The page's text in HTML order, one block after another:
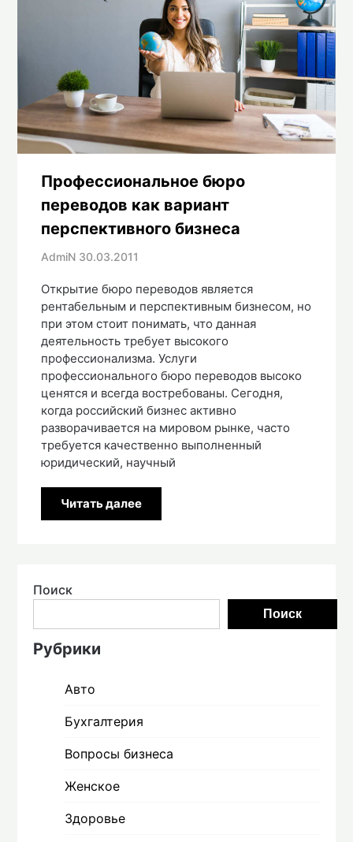
Профессиональное бюро
переводов как вариант
перспективного бизнеса
AdmiN 30.03.2011
Открытие бюро переводов является
рентабельным и перспективным бизнесом, но
при этом стоит понимать, что данная
деятельность требует высокого
профессионализма. Услуги
профессионального бюро переводов высоко
ценятся и всегда востребованы. Сегодня,
когда российский бизнес активно
разворачивается на мировом рынке, часто
требуется качественно выполненный
юридический, научный
Читать далее
Поиск
Поиск
Рубрики
Авто
Бухгалтерия
Вопросы бизнеса
Женское
Здоровье